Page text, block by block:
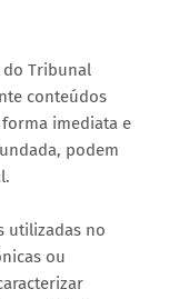
do Tribunal
conteúdos
imediata e
podem
utilizadas no
ou